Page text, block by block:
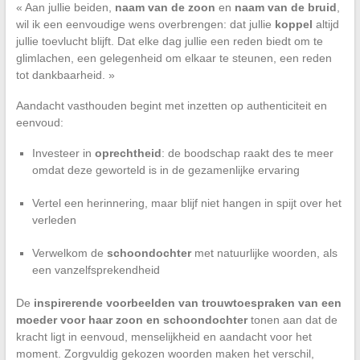
« Aan jullie beiden, naam van de zoon en naam van de bruid
wil ik een eenvoudige wens overbrengen: dat jullie koppel altijd
jullie toevlucht blijft. Dat elke dag jullie een reden biedt om te
glimlachen, een gelegenheid om elkaar te steunen, een reden
tot dankbaarheid. »
Aandacht vasthouden begint met inzetten op authenticiteit en
eenvoud:
Investeer in oprechtheid: de boodschap raakt des te meer
omdat deze geworteld is in de gezamenlijke ervaring
Vertel een herinnering, maar blijf niet hangen in spijt over het
verleden
Verwelkom de schoondochtermet natuurlijke woorden, als
een vanzelfsprekendheid
De inspirerende voorbeelden van trouwtoespraken van een
moeder voor haar zoon en schoondochtertonen aan dat de
kracht ligt in eenvoud, menselijkheid en aandacht voor het
moment. Zorgvuldig gekozen woorden maken het verschil,